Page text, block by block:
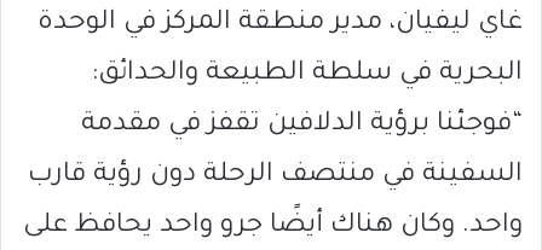
غاي ليفيان، مدير منطقة المركز في الوحدة
البحرية في سلطة الطبيعة والحدائق:
“فوجئنا برؤية الدلافين تقفز في مقدمة
السفينة في منتصف الرحلة دون رؤية قارب
واحد. وكان هناك أيضًا جرو واحد يحافظ على